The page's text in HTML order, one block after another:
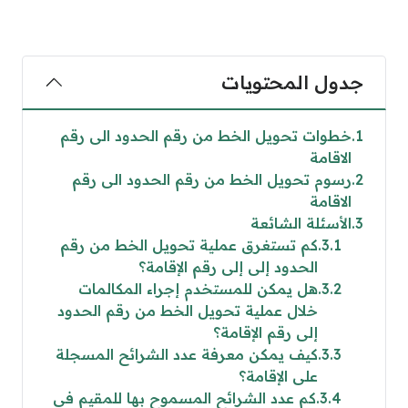
جدول المحتويات
1 خطوات تحويل الخط من رقم الحدود الى رقم
الاقامة
2 رسوم تحويل الخط من رقم الحدود الى رقم
الاقامة
3 الأسئلة الشائعة
3.1 كم تستغرق عملية تحويل الخط من رقم
الحدود إلى إلى رقم الإقامة؟
3.2 هل يمكن للمستخدم إجراء المكالمات
خلال عملية تحويل الخط من رقم الحدود
إلى رقم الإقامة؟
3.3 كيف يمكن معرفة عدد الشرائح المسجلة
على الإقامة؟
3.4 كم عدد الشرائح المسموح بها للمقيم في